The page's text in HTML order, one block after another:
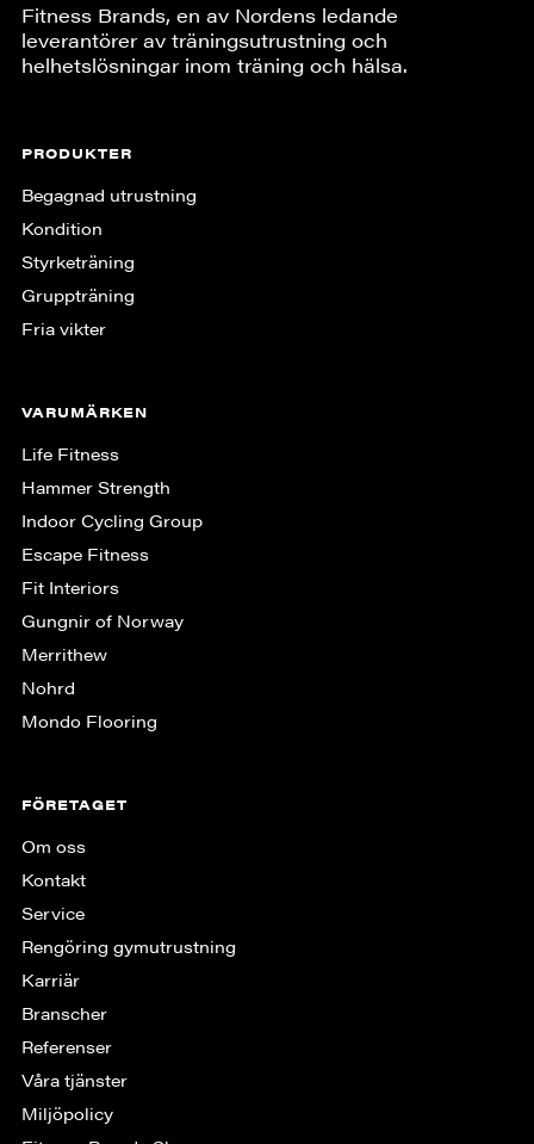
Fitness Brands, en av Nordens ledande
leverantörer av träningsutrustning och
helhetslösningar inom träning och hälsa.
PRODUKTER
Begagnad utrustning
Kondition
Styrketräning
Gruppträning
Fria vikter
VARUMÄRKEN
Life Fitness
Hammer Strength
Indoor Cycling Group
Escape Fitness
Fit Interiors
Gungnir of Norway
Merrithew
Nohrd
Mondo Flooring
FÖRETAGET
Om oss
Kontakt
Service
Rengöring gymutrustning
Karriär
Branscher
Referenser
Våra tjänster
Miljöpolicy